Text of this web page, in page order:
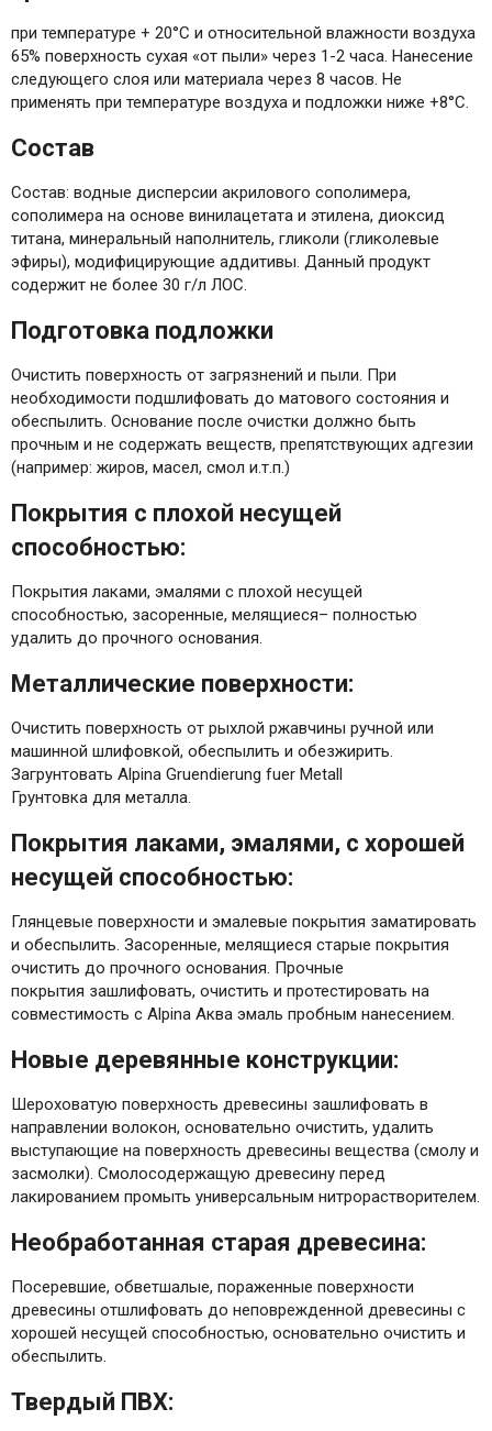
при температуре + 20°C и относительной влажности воздуха
65% поверхность сухая «от пыли» через 1-2 часa. Нанесение
следующего слоя или материала через 8 часов. Не
применять при температуре воздуха и подложки ниже +8°C.
Состав
Состав: водные дисперсии акрилового сополимера,
сополимера на основе винилацетата и этилена, диоксид
титана, минеральный наполнитель, гликоли (гликолевые
эфиры), модифицирующие аддитивы. Данный продукт
содержит не более 30 г/л ЛОС.
Подготовка подложки
Очистить поверхность от загрязнений и пыли. При
необходимости подшлифовать до матового состояния и
обеспылить. Основание после очистки должно быть
прочным и не содержать веществ, препятствующих адгезии
(например: жиров, масел, смол и.т.п.)
Покрытия с плохой несущей
способностью:
Покрытия лаками, эмалями с плохой несущей
способностью, засоренные, мелящиеся– полностью
удалить до прочного основания.
Металлические поверхности:
Очистить поверхность от рыхлой ржавчины ручной или
машинной шлифовкой, обеспылить и обезжирить.
Загрунтовать Alpina Gruendierung fuer Metall
Грунтовка для металла.
Покрытия лаками, эмалями, с хорошей
несущей способностью:
Глянцевые поверхности и эмалевые покрытия заматировать
и обеспылить. Засоренные, мелящиеся старые покрытия
очистить до прочного основания. Прочные
покрытия зашлифовать, очистить и протестировать на
совместимость с Alpina Аква эмаль пробным нанесением.
Новые деревянные конструкции:
Шероховатую поверхность древесины зашлифовать в
направлении волокон, основательно очистить, удалить
выступающие на поверхность древесины вещества (смолу и
засмолки). Смолосодержащую древесину перед
лакированием промыть универсальным нитрорастворителем.
Необработанная старая древесина:
Посеревшие, обветшалые, пораженные поверхности
древесины отшлифовать до неповрежденной древесины с
хорошей несущей способностью, основательно очистить и
обеспылить.
Твердый ПВХ: